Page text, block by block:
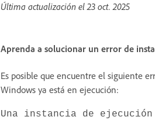
Última actualización el23 oct. 2025
Aprenda a solucionar un error de
Es posible que encuentre el siguiente
Windows ya está en ejecución:
Una instancia de